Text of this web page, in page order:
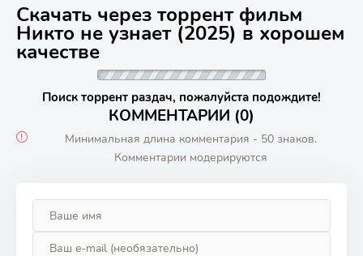
Скачать через торрент фильм
Никто не узнает (2025) в хорошем
качестве
Поиск торрент раздач, пожалуйста подождите!
КОММЕНТАРИИ (0)
Минимальная длина комментария - 50 знаков.
Комментарии модерируются